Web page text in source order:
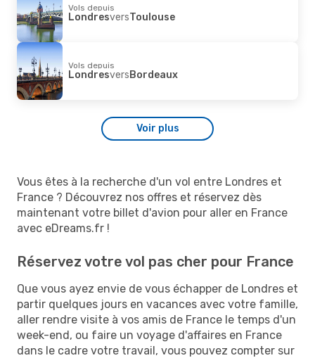
Vols depuis
LondresversToulouse
Vols depuis
LondresversBordeaux
Voir plus
Vous êtes à la recherche d'un vol entre Londres et
France ? Découvrez nos offres et réservez dès
maintenant votre billet d'avion pour aller en France
avec eDreams.fr !
Réservez votre vol pas cher pour France
Que vous ayez envie de vous échapper de Londres et
partir quelques jours en vacances avec votre famille,
aller rendre visite à vos amis de France le temps d'un
week-end, ou faire un voyage d'affaires en France
dans le cadre votre travail, vous pouvez compter sur